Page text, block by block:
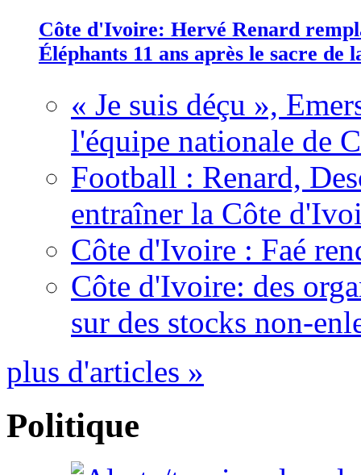
Côte d'Ivoire: Hervé Renard
Éléphants 11 ans après le sacre de
« Je suis déçu »,
l'équipe nationale de
Football : Renard,
entraîner la Côte
Côte d'Ivoire : Faé
Côte d'Ivoire: des
sur des stocks non-
plus d'articles »
Politique